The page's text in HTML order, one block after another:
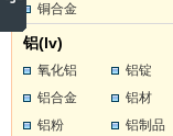
铜合金
铝(lv)
氧化铝
铝锭
铝合金
铝材
铝粉
铝制品